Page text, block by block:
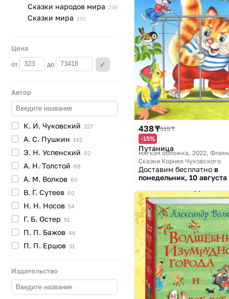
Сказки народов мира 239
Сказки мира 292
Цена
от до
Автор
К. И. Чуковский 227
А. С. Пушкин 142
Э. Н. Успенский 92
А. Н. Толстой 68
А. М. Волков 60
В. Г. Сутеев 60
Н. Н. Носов 54
Г. Б. Остер 51
П. П. Бажов 46
П. П. Ершов 31
Издательство
438 ₸515 ₸
-15%
Путаница
мягкая обложка, 2022
Сказки Корнея Чуковского
Доставим бесплатно в
понедельник, 10 августа